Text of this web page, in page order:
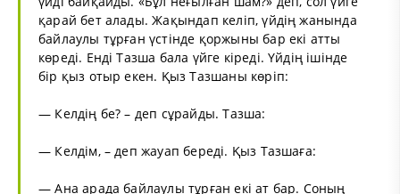
қарай бет алады. Жақындап келіп, үйдің жанында
байлаулы тұрған үстінде қоржыны бар екі атты
көреді. Енді Тазша бала үйге кіреді. Үйдің ішінде
бір қыз отыр екен. Қыз Тазшаны көріп:
— Келдің бе? – деп сұрайды. Тазша:
— Келдім, – деп жауап береді. Қыз Тазшаға:
— Ана арада байлаулы тұрған екі ат бар. Соның